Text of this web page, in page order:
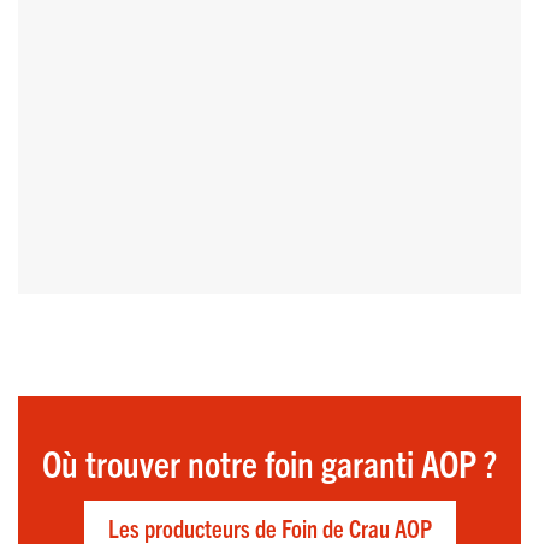
Où trouver notre foin garanti AOP ?
Les producteurs de Foin de Crau AOP